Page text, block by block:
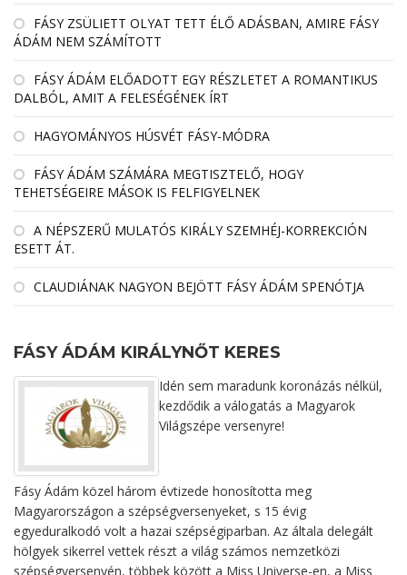
FÁSY ZSÜLIETT OLYAT TETT ÉLŐ ADÁSBAN, AMIRE FÁSY
ÁDÁM NEM SZÁMÍTOTT
FÁSY ÁDÁM ELŐADOTT EGY RÉSZLETET A ROMANTIKUS
DALBÓL, AMIT A FELESÉGÉNEK ÍRT
HAGYOMÁNYOS HÚSVÉT FÁSY-MÓDRA
FÁSY ÁDÁM SZÁMÁRA MEGTISZTELŐ, HOGY
TEHETSÉGEIRE MÁSOK IS FELFIGYELNEK
A NÉPSZERŰ MULATÓS KIRÁLY SZEMHÉJ-KORREKCIÓN
ESETT ÁT.
CLAUDIÁNAK NAGYON BEJÖTT FÁSY ÁDÁM SPENÓTJA
FÁSY ÁDÁM KIRÁLYNŐT KERES
Idén sem maradunk koronázás nélkül,
kezdődik a válogatás a Magyarok
Világszépe versenyre!
Fásy Ádám közel három évtizede honosította meg
Magyarországon a szépségversenyeket, s 15 évig
egyeduralkodó volt a hazai szépségiparban. Az általa delegált
hölgyek sikerrel vettek részt a világ számos nemzetközi
szépségversenyén, többek között a Miss Universe-en, a Miss